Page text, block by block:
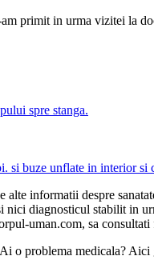
primit in urma vizitei la
spre stanga.
si buze unflate in interior si
alte informatii despre
nici diagnosticul stabilit in
uman.com, sa
problema medicala? Aici